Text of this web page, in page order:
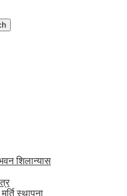
शिलान्यास
स्थापना